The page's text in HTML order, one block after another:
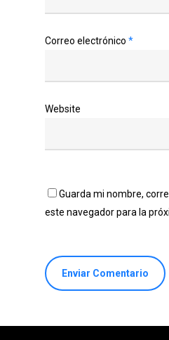
Correo electrónico *
Website
Guarda mi nombre,
este navegador para la